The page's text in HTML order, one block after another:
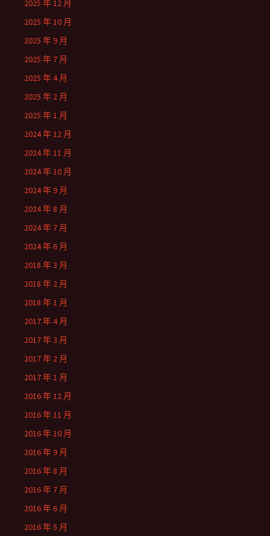
2025 年 12 月
2025 年 10 月
2025 年 9 月
2025 年 7 月
2025 年 4 月
2025 年 2 月
2025 年 1 月
2024 年 12 月
2024 年 11 月
2024 年 10 月
2024 年 9 月
2024 年 8 月
2024 年 7 月
2024 年 6 月
2018 年 3 月
2018 年 2 月
2018 年 1 月
2017 年 4 月
2017 年 3 月
2017 年 2 月
2017 年 1 月
2016 年 12 月
2016 年 11 月
2016 年 10 月
2016 年 9 月
2016 年 8 月
2016 年 7 月
2016 年 6 月
2016 年 5 月